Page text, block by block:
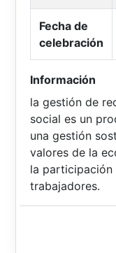
Fecha de
celebración
Información
la gestión de
social es un
una gestión
valores de la
la
trabajadores.